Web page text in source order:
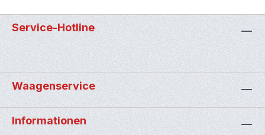
Service-Hotline
Waagenservice
Informationen